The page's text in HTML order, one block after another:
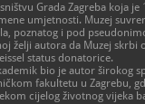
Grada Zagreba koja
umjetnosti. Muzej
poznatog i pod
želji autora da Muzej skrbi
status donatorice.
bio je autor širokog
fakultetu u Zagrebu,
cijelog životnog vijeka